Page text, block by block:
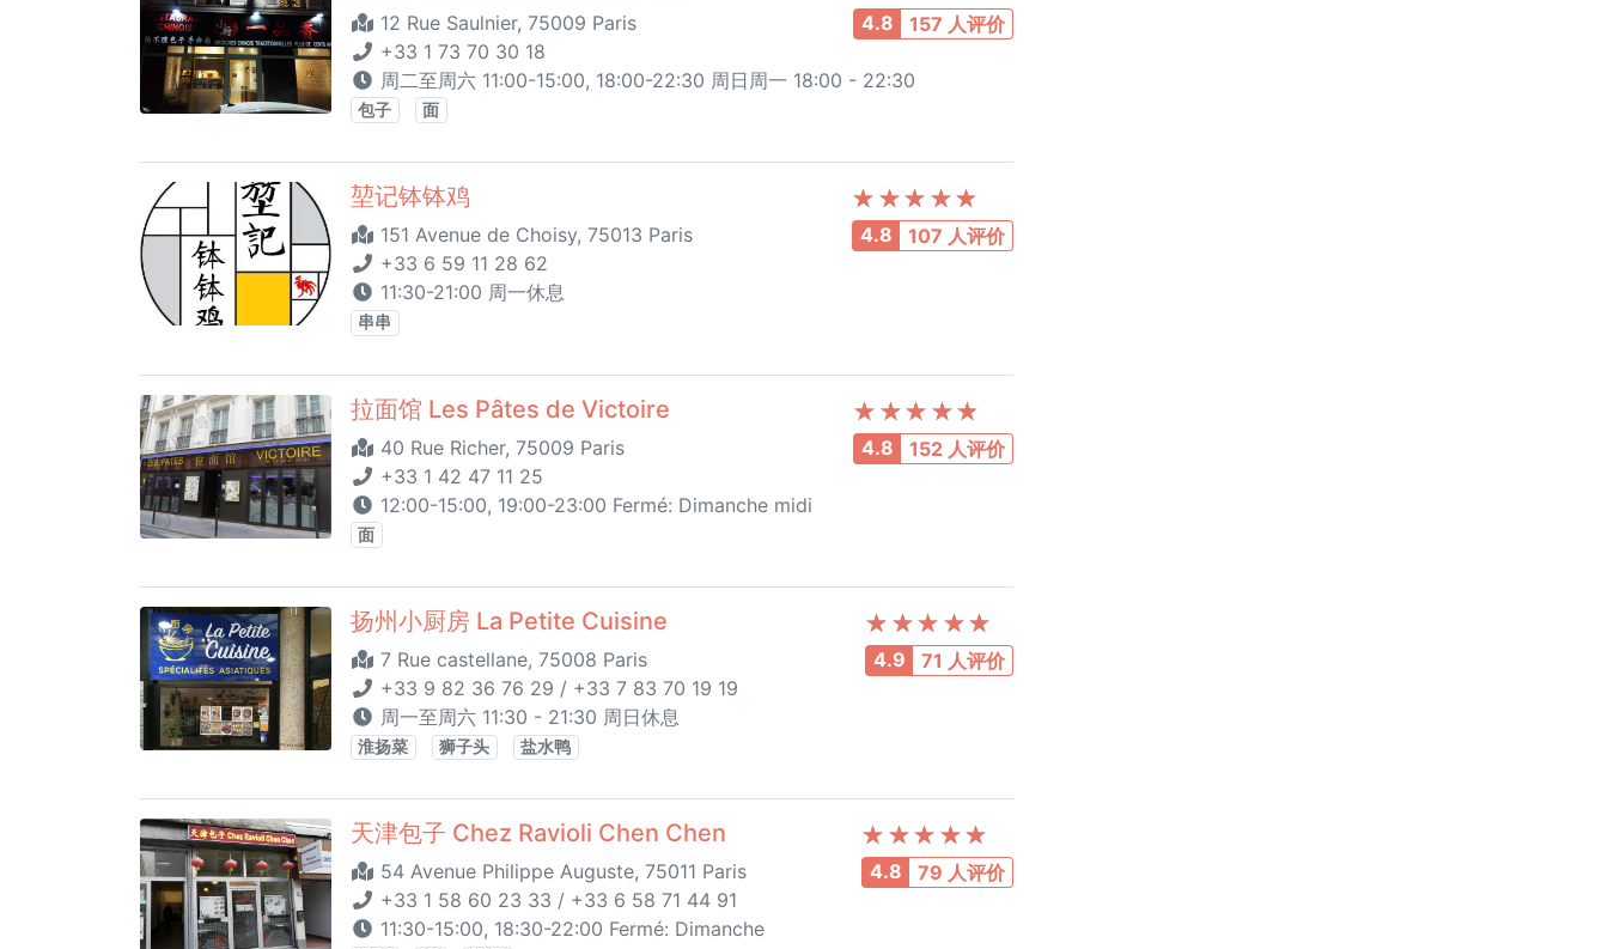
4.8 157 人评价
12 Rue Saulnier, 75009 Paris
+33 1 73 70 30 18
周二至周六 11:00-15:00, 18:00-22:30 周日周一 18:00 - 22:30
包子 面
4.8 107 人评价
堃记钵钵鸡
151 Avenue de Choisy, 75013 Paris
+33 6 59 11 28 62
11:30-21:00 周一休息
串串
4.8 152 人评价
拉面馆 Les Pâtes de Victoire
40 Rue Richer, 75009 Paris
+33 1 42 47 11 25
12:00-15:00, 19:00-23:00 Fermé: Dimanche midi
面
4.9 71 人评价
扬州小厨房 La Petite Cuisine
7 Rue castellane, 75008 Paris
+33 9 82 36 76 29 / +33 7 83 70 19 19
周一至周六 11:30 - 21:30 周日休息
淮扬菜 狮子头 盐水鸭
4.8 79 人评价
天津包子 Chez Ravioli Chen Chen
54 Avenue Philippe Auguste, 75011 Paris
+33 1 58 60 23 33 / +33 6 58 71 44 91
11:30-15:00, 18:30-22:00 Fermé: Dimanche